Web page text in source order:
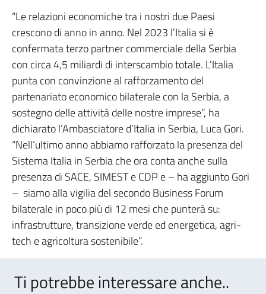
“Le relazioni economiche tra i nostri due Paesi
crescono di anno in anno. Nel 2023 l’Italia si è
confermata terzo partner commerciale della Serbia
con circa 4,5 miliardi di interscambio totale. L’Italia
punta con convinzione al rafforzamento del
partenariato economico bilaterale con la Serbia, a
sostegno delle attività delle nostre imprese”, ha
dichiarato l’Ambasciatore d’Italia in Serbia, Luca Gori.
“Nell’ultimo anno abbiamo rafforzato la presenza del
Sistema Italia in Serbia che ora conta anche sulla
presenza di SACE, SIMEST e CDP e – ha aggiunto Gori
– siamo alla vigilia del secondo Business Forum
bilaterale in poco più di 12 mesi che punterà su:
infrastrutture, transizione verde ed energetica, agri-
tech e agricoltura sostenibile”.
Ti potrebbe interessare anche..